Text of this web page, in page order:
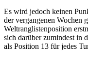
Es wird jedoch keinen
der vergangenen Wochen
Weltranglistenposition
sich darüber zumindest in
als Position 13 für jedes